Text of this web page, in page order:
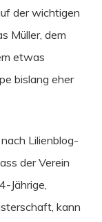
der wichtigen
Müller, dem
etwas
bislang eher
Lilienblog-
der Verein
Jährige,
kann